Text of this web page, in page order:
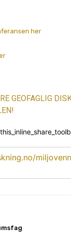
her
GEOFAGLIG